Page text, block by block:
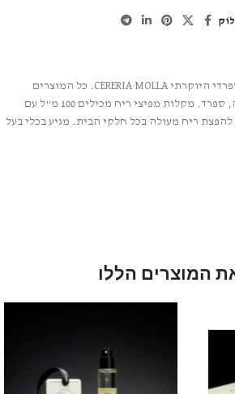
מפיץ ריח מקל של המותג הספרדי היוקרתי CERERIA MOLLA. כל המוצרים
מיוצרים בעבודת יד בוולנסיה, ספרד. מקלות מפיצי ריח מכילים 100 מ"ל עם
ריח מעולה בכל חלקי הבית. מגיע בכלי בעל
המוצרים הללו